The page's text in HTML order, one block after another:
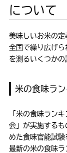
について
美味しいお米の
全国で繰り広げ
を測るいくつかの
米の食味ラ
「米の食味ラン
会」が実施する
めた食味官能試験
最新の米の食味